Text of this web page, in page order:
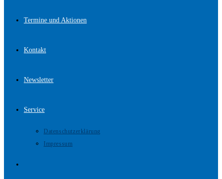
Termine und Aktionen
Kontakt
Newsletter
Service
Datenschutzerklärung
Impressum